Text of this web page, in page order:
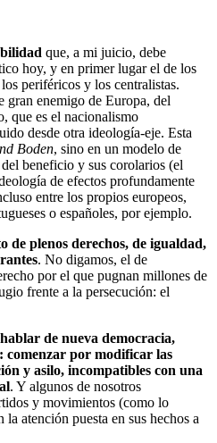
que, a mi juicio, debe
hoy, y en primer lugar el de los
periféricos y los centralistas.
gran enemigo de Europa, del
que es el nacionalismo
desde otra ideología-eje. Esta
Boden, sino en un modelo de
del beneficio y sus corolarios (el
de efectos profundamente
entre los propios europeos,
o españoles, por ejemplo.
de plenos derechos, de igualdad,
. No digamos, el de
por el que pugnan millones de
frente a la persecución: el
de nueva democracia,
comenzar por modificar las
y asilo, incompatibles con una
. Y algunos de nosotros
y movimientos (como lo
atención puesta en sus hechos a